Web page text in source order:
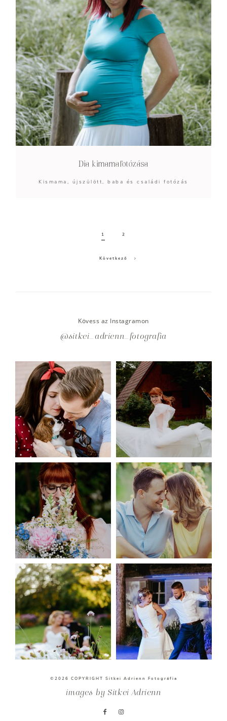
Dia kimamafotózása
Kismama, újszülött, baba és családi fotózás
1 2
Következő
Kövess az Instagramon
@sitkei_adrienn_fotografia
©2026 COPYRIGHT Sitkei Adrienn Fotográfia
images by Sitkei Adrienn